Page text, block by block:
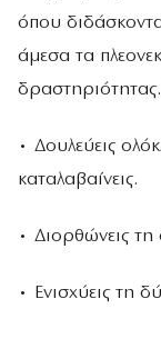
όπου
άμεσα τα
• Δουλεύεις
καταλαβαίνεις.
• Διορθώνεις
• Ενισχύεις τη